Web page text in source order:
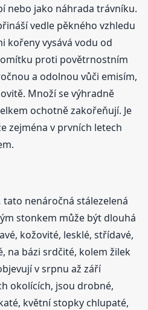
nebo jako náhrada trávníku.
vedle pěkného vzhledu
kořeny vysává vodu od
proti povětrnostním
a odolnou vůči emisím,
Množí se výhradně
ochotně zakořeňují. Je
zejména v prvních letech
tato nenáročná stálezelená
stonkem může být dlouhá
kožovité, lesklé, střídavé,
na bázi srdčité, kolem žilek
v srpnu až září
okolících, jsou drobné,
květní stopky chlupaté,